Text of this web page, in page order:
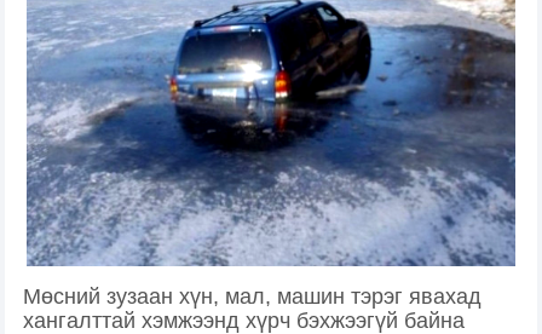
Мөсний зузаан хүн, мал, машин тэрэг явахад
хангалттай хэмжээнд хүрч бэхжээгүй байна